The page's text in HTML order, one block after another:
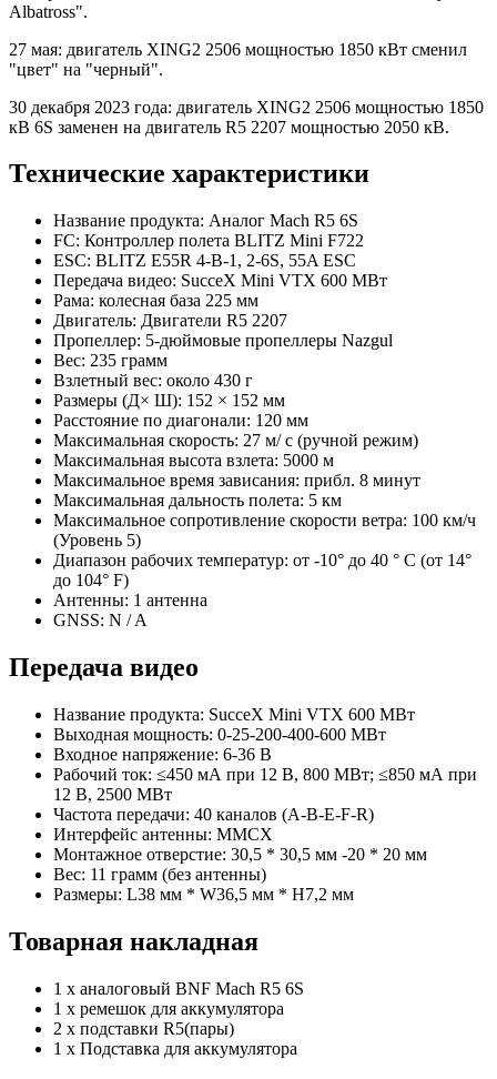
Albatross".
27 мая: двигатель XING2 2506 мощностью 1850 кВт сменил
"цвет" на "черный".
30 декабря 2023 года: двигатель XING2 2506 мощностью 1850
кВ 6S заменен на двигатель R5 2207 мощностью 2050 кВ.
Технические характеристики
Название продукта: Аналог Mach R5 6S
FC: Контроллер полета BLITZ Mini F722
ESC: BLITZ E55R 4-В-1, 2-6S, 55A ESC
Передача видео: SucceX Mini VTX 600 МВт
Рама: колесная база 225 мм
Двигатель: Двигатели R5 2207
Пропеллер: 5-дюймовые пропеллеры Nazgul
Вес: 235 грамм
Взлетный вес: около 430 г
Размеры (Д× Ш): 152 × 152 мм
Расстояние по диагонали: 120 мм
Максимальная скорость: 27 м/ с (ручной режим)
Максимальная высота взлета: 5000 м
Максимальное время зависания: прибл. 8 минут
Максимальная дальность полета: 5 км
Максимальное сопротивление скорости ветра: 100 км/ч
(Уровень 5)
Диапазон рабочих температур: от -10° до 40 ° C (от 14°
до 104° F)
Антенны: 1 антенна
GNSS: N / A
Передача видео
Название продукта: SucceX Mini VTX 600 МВт
Выходная мощность: 0-25-200-400-600 МВт
Входное напряжение: 6-36 В
Рабочий ток: ≤450 мА при 12 В, 800 МВт; ≤850 мА при
12 В, 2500 МВт
Частота передачи: 40 каналов (A-B-E-F-R)
Интерфейс антенны: MMCX
Монтажное отверстие: 30,5 * 30,5 мм -20 * 20 мм
Вес: 11 грамм (без антенны)
Размеры: L38 мм * W36,5 мм * H7,2 мм
Товарная накладная
1 х аналоговый BNF Mach R5 6S
1 х ремешок для аккумулятора
2 х подставки R5(пары)
1 х Подставка для аккумулятора